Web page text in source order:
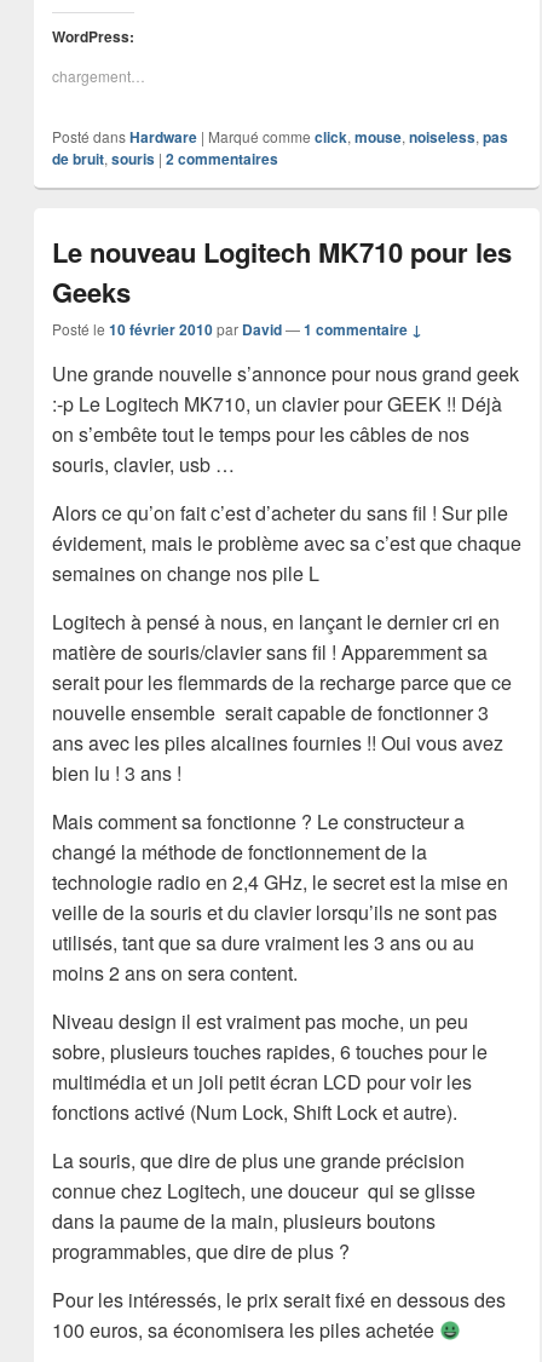
WordPress:
chargement…
Posté dans Hardware | Marqué comme click, mouse, noiseless, pas
de bruit, souris | 2commentaires
Le nouveau Logitech MK710 pour les
Geeks
Posté le 10 février 2010 par David —1 commentaire ↓
Une grande nouvelle s’annonce pour nous grand geek
:-p Le Logitech MK710, un clavier pour GEEK !! Déjà
on s’embête tout le temps pour les câbles de nos
souris, clavier, usb …
Alors ce qu’on fait c’est d’acheter du sans fil ! Sur pile
évidement, mais le problème avec sa c’est que chaque
semaines on change nos pile L
Logitech à pensé à nous, en lançant le dernier cri en
matière de souris/clavier sans fil ! Apparemment sa
serait pour les flemmards de la recharge parce que ce
nouvelle ensemble serait capable de fonctionner 3
ans avec les piles alcalines fournies !! Oui vous avez
bien lu ! 3 ans !
Mais comment sa fonctionne ? Le constructeur a
changé la méthode de fonctionnement de la
technologie radio en 2,4 GHz, le secret est la mise en
veille de la souris et du clavier lorsqu’ils ne sont pas
utilisés, tant que sa dure vraiment les 3 ans ou au
moins 2 ans on sera content.
Niveau design il est vraiment pas moche, un peu
sobre, plusieurs touches rapides, 6 touches pour le
multimédia et un joli petit écran LCD pour voir les
fonctions activé (Num Lock, Shift Lock et autre).
La souris, que dire de plus une grande précision
connue chez Logitech, une douceur qui se glisse
dans la paume de la main, plusieurs boutons
programmables, que dire de plus ?
Pour les intéressés, le prix serait fixé en dessous des
100 euros, sa économisera les piles achetée